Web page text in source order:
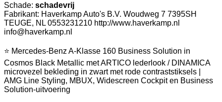
Schade: schadevrij
Fabrikant: Haverkamp Auto's B.V. Woudweg 7 7395SH
TEUGE, NL 0553231210 http://www.haverkamp.nl
info@haverkamp.nl
⭐ Mercedes-Benz A-Klasse 160 Business Solution in
Cosmos Black Metallic met ARTICO lederlook / DINAMICA
microvezel bekleding in zwart met rode contraststiksels |
AMG Line Styling, MBUX, Widescreen Cockpit en Business
Solution-uitvoering